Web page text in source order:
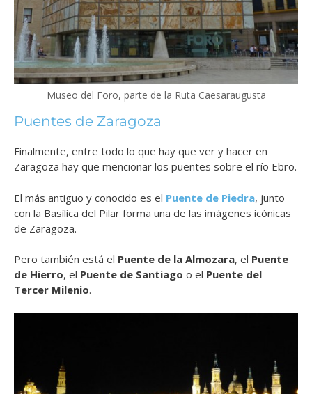
Museo del Foro, parte de la Ruta Caesaraugusta
Puentes de Zaragoza
Finalmente, entre todo lo que hay que ver y hacer en
Zaragoza hay que mencionar los puentes sobre el río Ebro.
El más antiguo y conocido es el Puente de Piedra, junto
con la Basílica del Pilar forma una de las imágenes icónicas
de Zaragoza.
Pero también está el Puente de la Almozara, el Puente
de Hierro, el Puente de Santiago o el Puente del
Tercer Milenio.